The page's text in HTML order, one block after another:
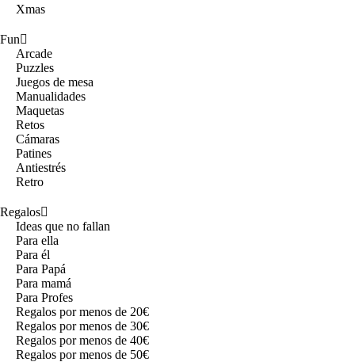
Xmas
Fun
Arcade
Puzzles
Juegos de mesa
Manualidades
Maquetas
Retos
Cámaras
Patines
Antiestrés
Retro
Regalos
Ideas que no fallan
Para ella
Para él
Para Papá
Para mamá
Para Profes
Regalos por menos de 20€
Regalos por menos de 30€
Regalos por menos de 40€
Regalos por menos de 50€